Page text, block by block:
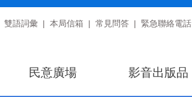
雙語詞彙 本局信箱 常見問答 緊急聯絡電話
民意廣場 影音出版品